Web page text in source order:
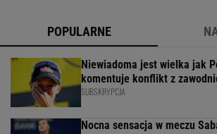
POPULARNE
Niewiadoma jest wielka jak
komentuje konflikt z
SUBSKRYPCJA
Nocna sensacja w meczu